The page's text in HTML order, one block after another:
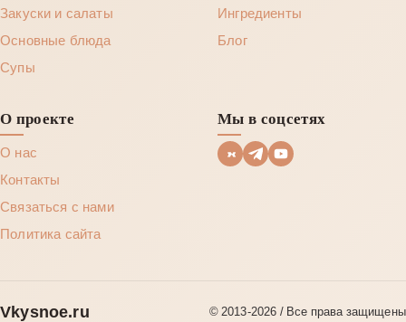
Закуски и салаты
Основные блюда
Супы
Ингредиенты
Блог
О проекте
О нас
Контакты
Связаться с нами
Политика сайта
Мы в соцсетях
Vkysnoe.ru © 2013‑2026 / Все права защищены